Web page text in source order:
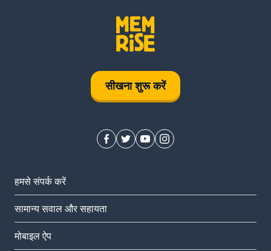
सीखना शुरू करें
हमसे संपर्क करें
सामान्य सवाल और सहायता
मोबाइल ऐप